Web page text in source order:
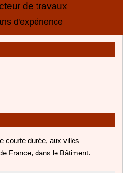
de travaux
d'expérience
courte durée, aux villes
France, dans le Bâtiment.